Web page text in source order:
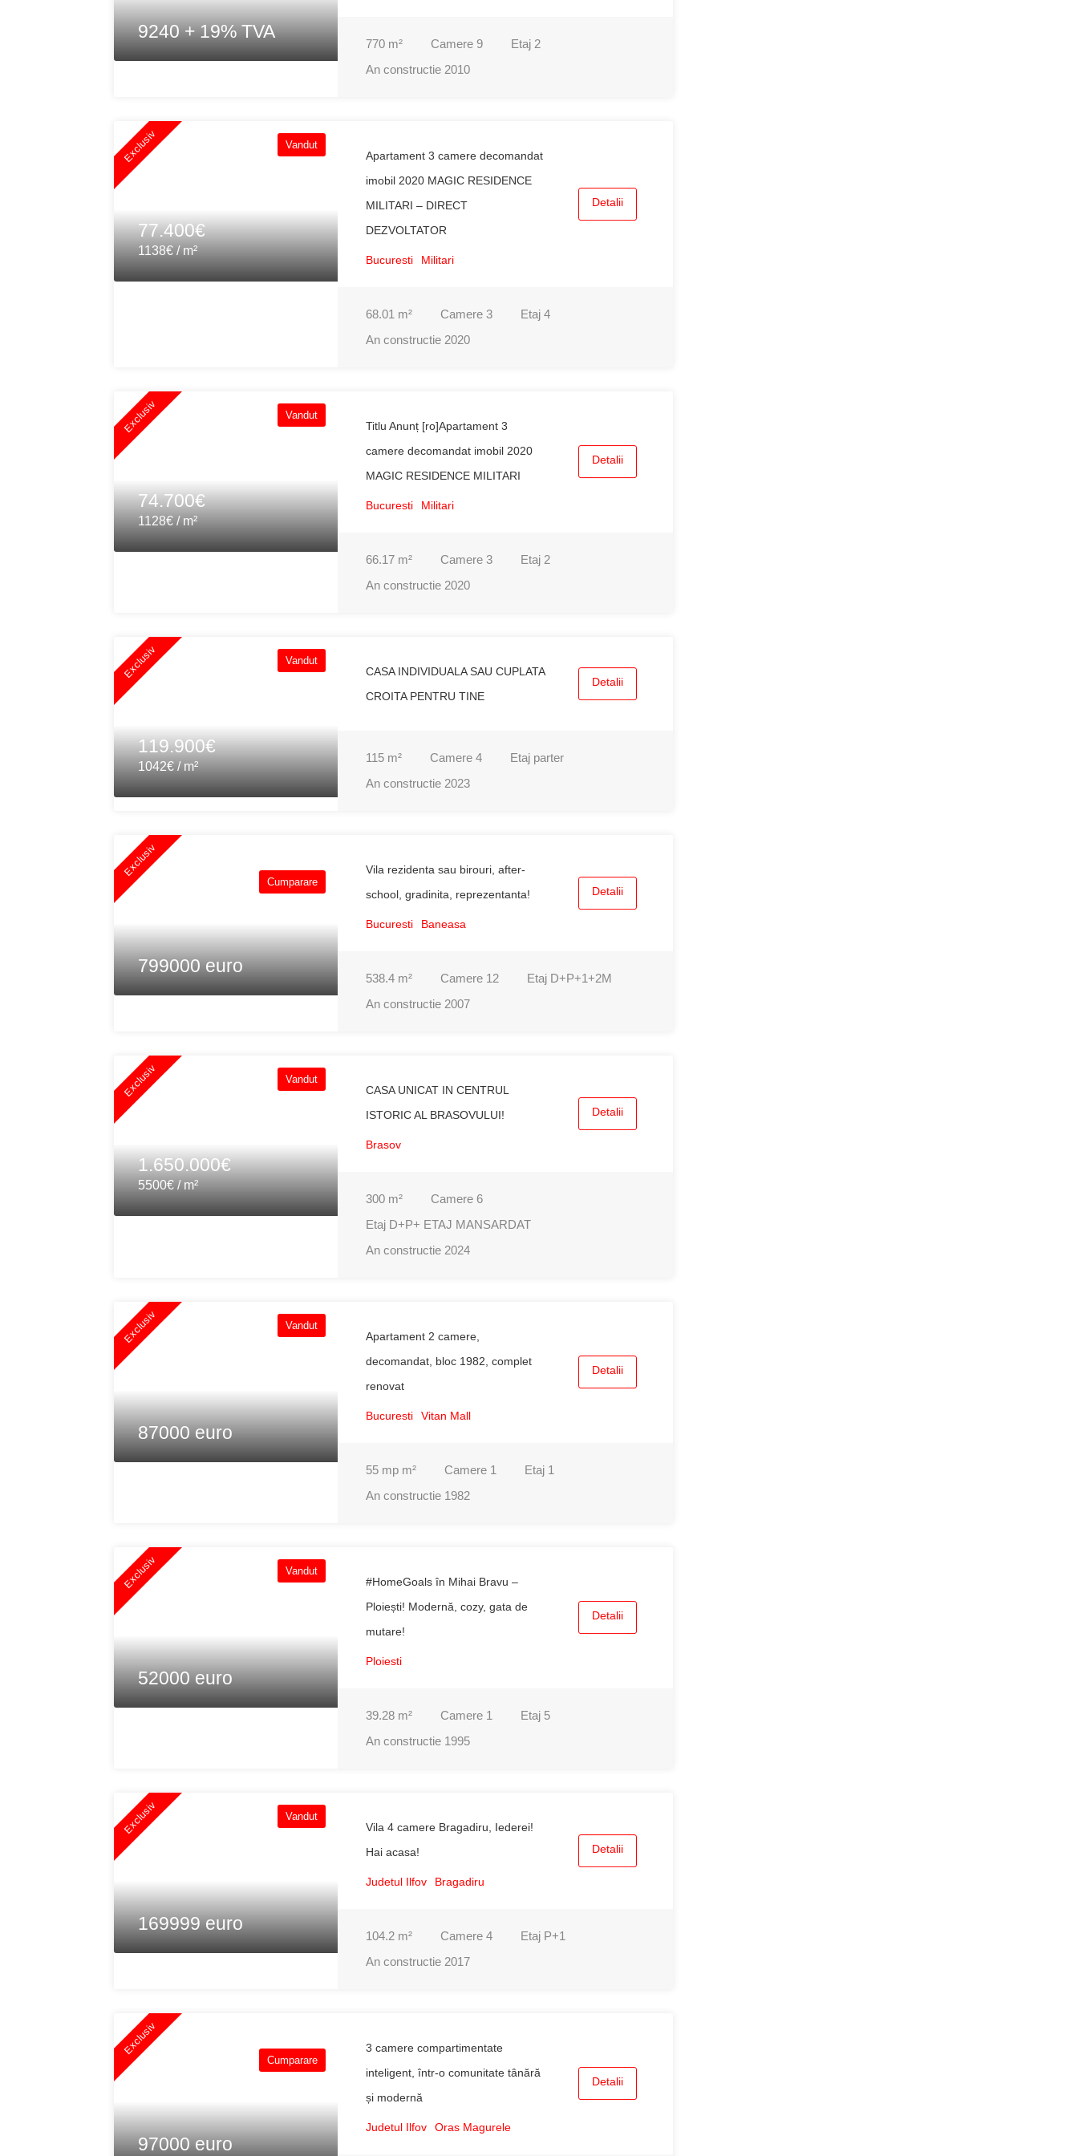
9240 + 19% TVA
770m² Camere 9 Etaj 2
An constructie 2010
Exclusiv Vandut
77.400€
1138€ / m²
Apartament 3 camere decomandat
imobil 2020 MAGIC RESIDENCE
MILITARI – DIRECT
DEZVOLTATOR
Bucuresti Militari
Detalii
68.01 m² Camere 3 Etaj 4
An constructie 2020
Exclusiv Vandut
74.700€
1128€ / m²
Titlu Anunț [ro]Apartament 3
camere decomandat imobil 2020
MAGIC RESIDENCE MILITARI
Bucuresti Militari
Detalii
66.17m² Camere 3 Etaj 2
An constructie 2020
Exclusiv Vandut
119.900€
1042€ / m²
CASA INDIVIDUALA SAU CUPLATA
CROITA PENTRU TINE
Detalii
115m² Camere 4 Etaj parter
An constructie 2023
Exclusiv
Cumparare
799000 euro
Vila rezidenta sau birouri, after-
school, gradinita, reprezentanta!
Bucuresti Baneasa
Detalii
538.4m² Camere 12 Etaj D+P+1+2M
An constructie 2007
Exclusiv Vandut
1.650.000€
5500€ / m²
CASA UNICAT IN CENTRUL
ISTORIC AL BRASOVULUI!
Brasov
Detalii
300m² Camere 6
Etaj D+P+ ETAJ MANSARDAT
An constructie 2024
Exclusiv Vandut
87000 euro
Apartament 2 camere,
decomandat, bloc 1982, complet
renovat
Bucuresti Vitan Mall
Detalii
55 mpm² Camere 1 Etaj 1
An constructie 1982
Exclusiv Vandut
52000 euro
#HomeGoals în Mihai Bravu –
Ploiești! Modernă, cozy, gata de
mutare!
Ploiesti
Detalii
39.28m² Camere 1 Etaj 5
An constructie 1995
Exclusiv Vandut
169999 euro
Vila 4 camere Bragadiru, Iederei!
Hai acasa!
Judetul Ilfov Bragadiru
Detalii
104.2m² Camere 4 Etaj P+1
An constructie 2017
Exclusiv
Cumparare
97000 euro
3 camere compartimentate
inteligent, într-o comunitate tânără
și modernă
Judetul Ilfov Oras Magurele
Detalii